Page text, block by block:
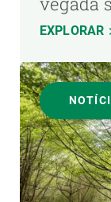
EXPLORAR